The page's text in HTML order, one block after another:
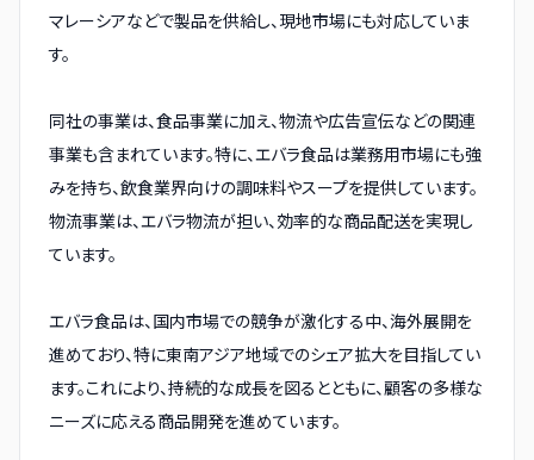
マレーシアなどで製品を供給し、現地市場にも対応していま
す。
同社の事業は、食品事業に加え、物流や広告宣伝などの関連
事業も含まれています。特に、エバラ食品は業務用市場にも強
みを持ち、飲食業界向けの調味料やスープを提供しています。
物流事業は、エバラ物流が担い、効率的な商品配送を実現し
ています。
エバラ食品は、国内市場での競争が激化する中、海外展開を
進めており、特に東南アジア地域でのシェア拡大を目指してい
ます。これにより、持続的な成長を図るとともに、顧客の多様な
ニーズに応える商品開発を進めています。